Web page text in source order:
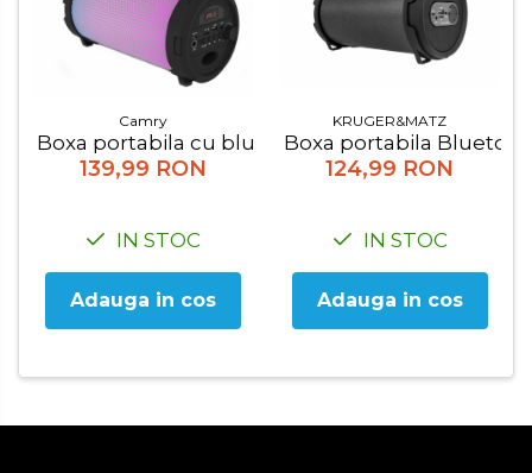
Camry
Boxa portabila cu bluetooth Camry CR 1172
139,99 RON
IN STOC
Adauga in cos
KRUGER&MATZ
Boxa portabila
124,99 RON
IN STOC
Adauga in cos